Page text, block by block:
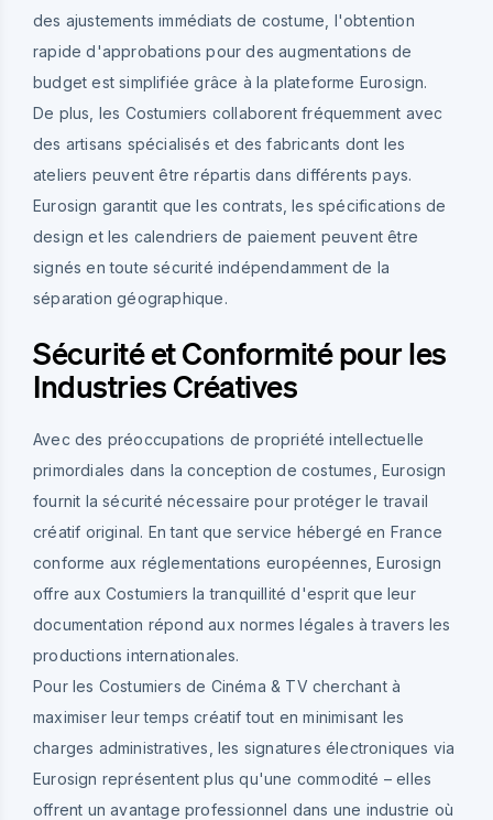
des ajustements immédiats de costume, l'obtention
rapide d'approbations pour des augmentations de
budget est simplifiée grâce à la plateforme Eurosign.
De plus, les Costumiers collaborent fréquemment avec
des artisans spécialisés et des fabricants dont les
ateliers peuvent être répartis dans différents pays.
Eurosign garantit que les contrats, les spécifications de
design et les calendriers de paiement peuvent être
signés en toute sécurité indépendamment de la
séparation géographique.
Sécurité et Conformité pour les
Industries Créatives
Avec des préoccupations de propriété intellectuelle
primordiales dans la conception de costumes, Eurosign
fournit la sécurité nécessaire pour protéger le travail
créatif original. En tant que service hébergé en France
conforme aux réglementations européennes, Eurosign
offre aux Costumiers la tranquillité d'esprit que leur
documentation répond aux normes légales à travers les
productions internationales.
Pour les Costumiers de Cinéma & TV cherchant à
maximiser leur temps créatif tout en minimisant les
charges administratives, les signatures électroniques via
Eurosign représentent plus qu'une commodité – elles
offrent un avantage professionnel dans une industrie où